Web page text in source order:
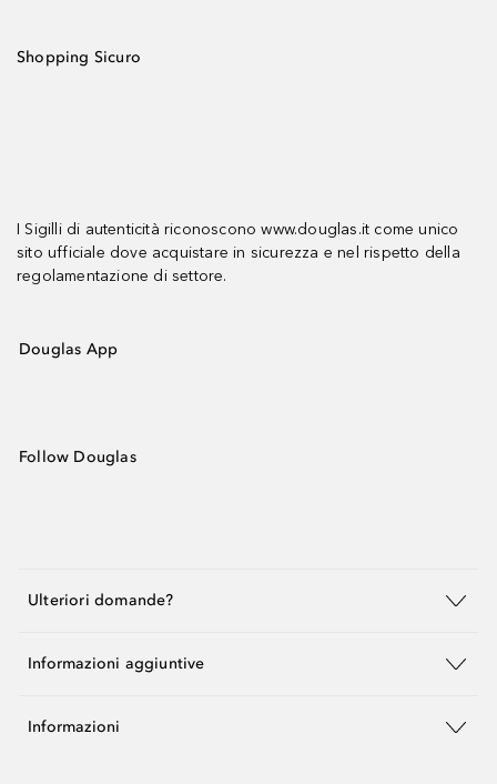
Shopping Sicuro
I Sigilli di autenticità riconoscono www.douglas.it come unico
sito ufficiale dove acquistare in sicurezza e nel rispetto della
regolamentazione di settore.
Douglas App
Follow Douglas
Ulteriori domande?
Informazioni aggiuntive
Informazioni